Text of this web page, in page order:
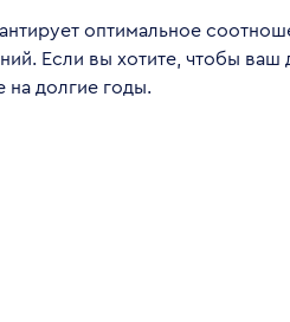
оптимальное
Если вы хотите, чтобы ваш
на долгие годы.